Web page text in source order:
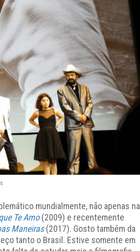
mundialmente, não apenas na
Te Amo(2009) e recentemente
Maneiras(2017). Gosto também da
tanto o Brasil. Estive somente em